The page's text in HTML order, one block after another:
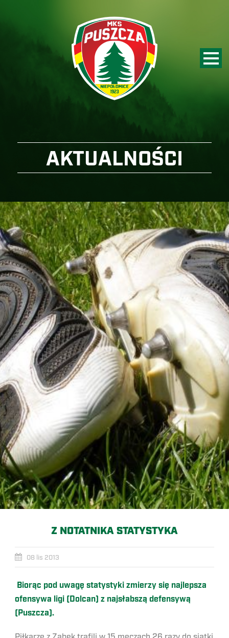
AKTUALNOŚCI
Z NOTATNIKA STATYSTYKA
08 lis 2013
Biorąc pod uwagę statystyki zmierzy się najlepsza
ofensywa ligi (Dolcan) z najsłabszą defensywą
(Puszcza).